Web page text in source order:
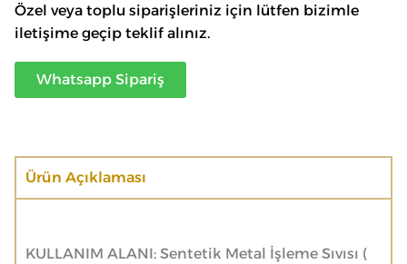
Özel veya toplu siparişleriniz için lütfen bizimle
iletişime geçip teklif alınız.
Whatsapp Sipariş
Ürün Açıklaması
KULLANIM ALANI: Sentetik Metal İşleme Sıvısı (